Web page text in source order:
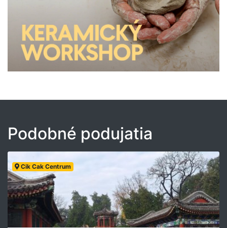
Podobné podujatia
Cik Cak Centrum